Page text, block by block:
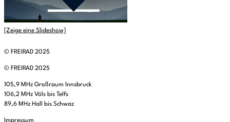
[Zeige eine Slideshow]
© FREIRAD 2025
© FREIRAD 2025
105,9 MHz Großraum Innsbruck
106,2 MHz Völs bis Telfs
89,6 MHz Hall bis Schwaz
Impressum